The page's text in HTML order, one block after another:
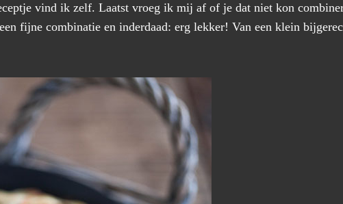
vind ik zelf. Laatst vroeg ik mij af of je dat niet kon
fijne combinatie en inderdaad: erg lekker! Van een klein